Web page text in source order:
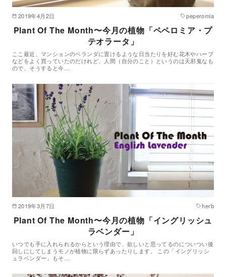
2019年4月2日 peperomia
Plant Of The Month〜今月の植物「ペペロミア・プ
テオラータ」
ここ最近、マンションのベランダに置けるような日当たりを好む花木やハーブ
などをよく買っていたのだけれど、人間（自分のこと）というのは天邪鬼なも
ので、そうすると今…
2019年3月7日 herb
Plant Of The Month〜今月の植物「イングリッシュ
ラベンダー」
いつでも手に入れられるからという理由で、欲しいと思ってるのについつい後
回しにしてしまうモノが植物に限らずあったりします。 この「イングリッシ
ュラベンダー」もそ…